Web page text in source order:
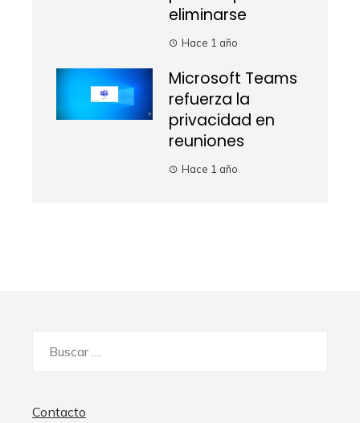
eliminarse
Hace 1 año
Microsoft Teams
refuerza la
privacidad en
reuniones
Hace 1 año
Contacto